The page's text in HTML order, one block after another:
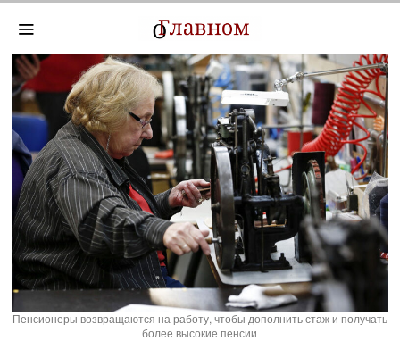
Пенсионеры возвращаются на работу, чтобы дополнить стаж и получать
более высокие пенсии